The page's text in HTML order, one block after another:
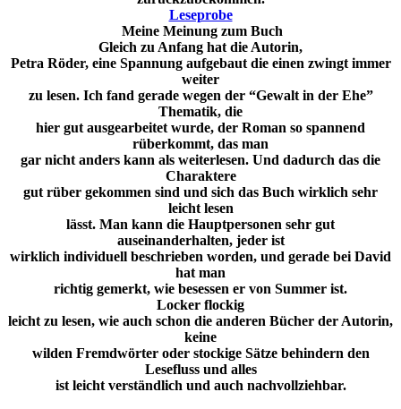
Leseprobe
Meine Meinung zum Buch
Gleich zu Anfang hat die Autorin,
Petra Röder, eine Spannung aufgebaut die einen zwingt immer
weiter
zu lesen. Ich fand gerade wegen der “Gewalt in der Ehe”
Thematik, die
hier gut ausgearbeitet wurde, der Roman so spannend
rüberkommt, das man
gar nicht anders kann als weiterlesen. Und dadurch das die
Charaktere
gut rüber gekommen sind und sich das Buch wirklich sehr
leicht lesen
lässt. Man kann die Hauptpersonen sehr gut
auseinanderhalten, jeder ist
wirklich individuell beschrieben worden, und gerade bei David
hat man
richtig gemerkt, wie besessen er von Summer ist.
Locker flockig
leicht zu lesen, wie auch schon die anderen Bücher der Autorin,
keine
wilden Fremdwörter oder stockige Sätze behindern den
Lesefluss und alles
ist leicht verständlich und auch nachvollziehbar.